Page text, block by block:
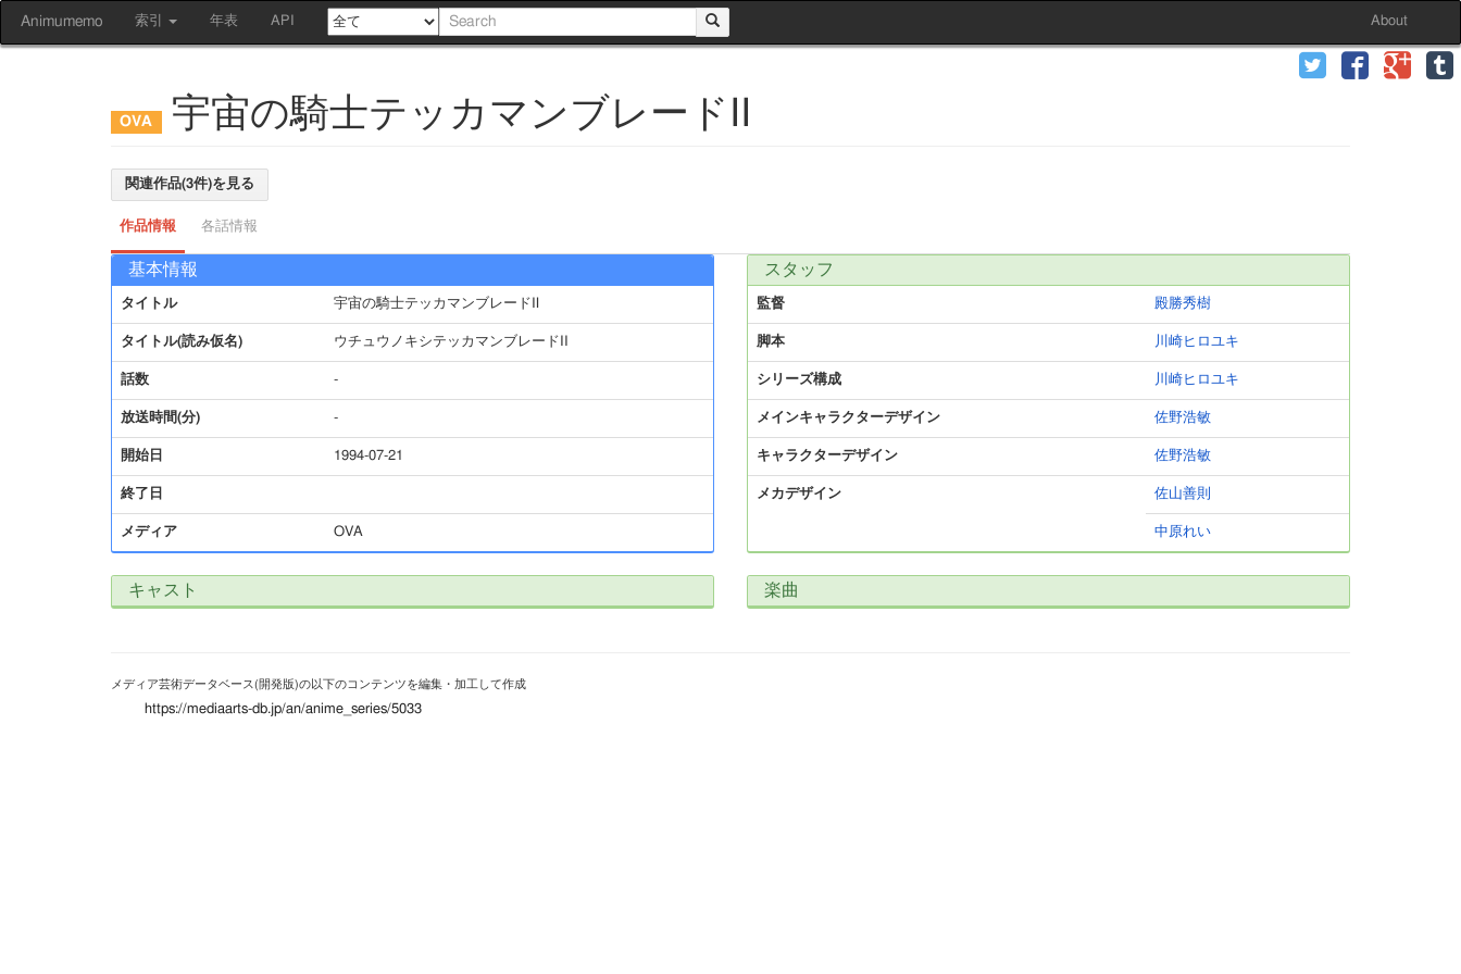
Animumemo 索引 年表 API About
宇宙の騎士テッカマンブレードⅡ
関連作品(3件)を見る
作品情報 各話情報
基本情報
タイトル 宇宙の騎士テッカマンブレードⅡ
タイトル(読み仮名) ウチュウノキシテッカマンブレードII
話数 -
放送時間(分) -
開始日 1994-07-21
終了日
メディア OVA
スタッフ
監督 殿勝秀樹
脚本 川崎ヒロユキ
シリーズ構成 川崎ヒロユキ
メインキャラクターデザイン 佐野浩敏
キャラクターデザイン 佐野浩敏
メカデザイン 佐山善則
中原れい
キャスト 楽曲
メディア芸術データベース(開発版)の以下のコンテンツを編集・加工して作成
https://mediaarts-db.jp/an/anime_series/5033